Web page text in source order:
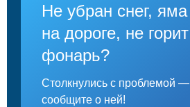
Не убран снег, яма
на дороге, не горит
фонарь?
Столкнулись с проблемой —
сообщите о ней!